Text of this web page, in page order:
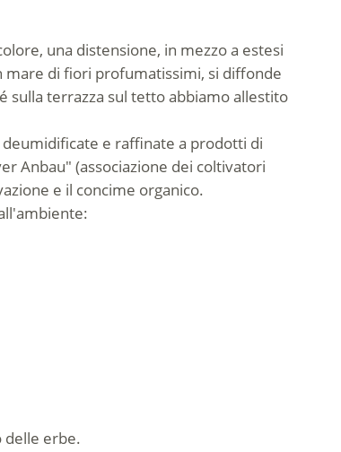
una distensione, in mezzo a estesi
mare di fiori profumatissimi, si diffonde
sulla terrazza sul tetto abbiamo allestito
e raffinate a prodotti di
Anbau" (associazione dei coltivatori
e il concime organico.
delle erbe.